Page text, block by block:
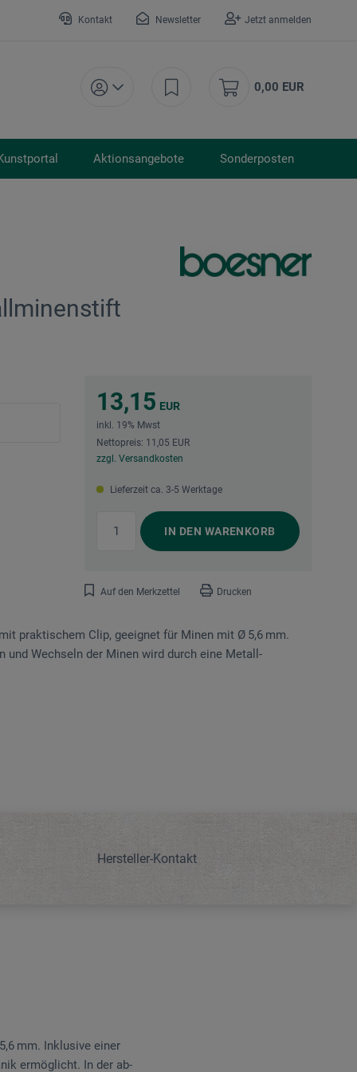
Kontakt Newsletter Jetzt anmelden
0,00 EUR
Aktionsangebote Sonderposten
13,15 EUR
inkl. 19% Mwst
Nettopreis: 11,05 EUR
zzgl. Versandkosten
Lieferzeit ca. 3-5 Werktage
IN DEN WARENKORB
Auf den Merkzettel Drucken
praktischem Clip, geeignet für Minen mit Ø 5,6 mm.
Wechseln der Minen wird durch eine Metall-
Hersteller-Kontakt
mm. Inklusive einer
ermöglicht. In der ab­